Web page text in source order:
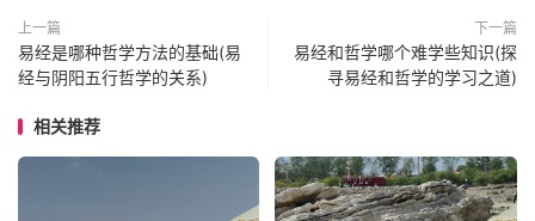
上一篇
易经是哪种哲学方法的基础(易
经与阴阳五行哲学的关系)
下一篇
易经和哲学哪个难学些知识(探
寻易经和哲学的学习之道)
相关推荐